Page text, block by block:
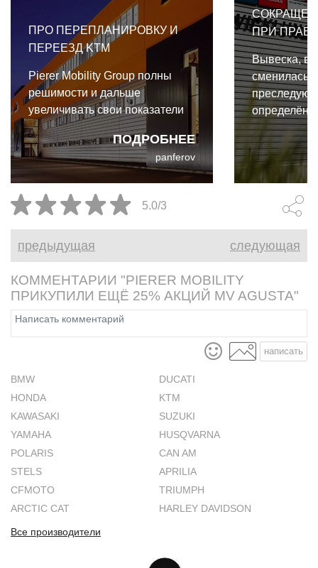
ПРО ПЕРЕПЛАНИРОВКУ И
ПЕРЕЕЗД KTM
ПОДРОБНЕЕ
Pierer Mobility Group полны
решимости и дальше
увеличивать свои показатели
panferov
ПРИ
Вывеска,
сменилась,
5.0/3
предыдущая следующая
КОММЕНТАРИИ "PIERER MOBILITY
ПРИКУПИЛИ ЕЩЁ 25% АКЦИЙ MV AGUSTA"
написать
BMW
DUCATI
HONDA
KTM
KAWASAKI
SUZUKI
YAMAHA
HUSQVARNA
POLARIS
CAN AM
STELS
APRILIA
CFMOTO
TRIUMPH
ARCTIC CAT
HARLEY DAVIDSON
Все производители